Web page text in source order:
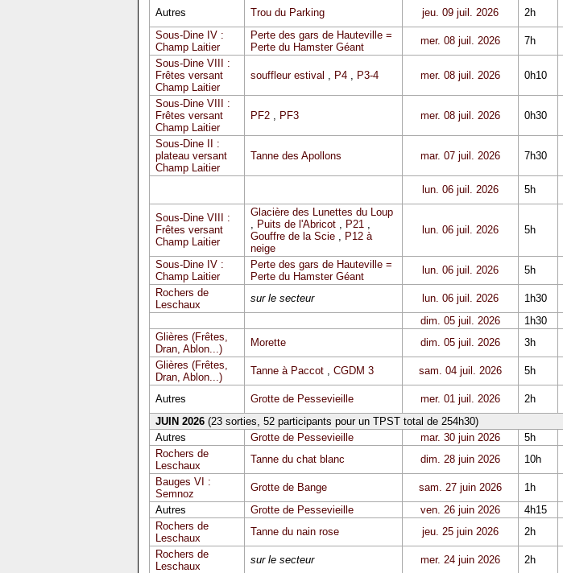
Autres
Trou du Parking jeu. 09 juil. 2026 2h
Sous-Dine IV :
Champ Laitier
Perte des gars de Hauteville =
Perte du Hamster Géant
mer. 08 juil. 2026 7h
Sous-Dine VIII :
Frêtes versant
Champ Laitier
souffleur estival , P4, P3-4 mer. 08 juil. 2026 0h10
Sous-Dine VIII :
Frêtes versant
Champ Laitier
PF2, PF3 mer. 08 juil. 2026 0h30
Sous-Dine II :
plateau versant
Champ Laitier
Tanne des Apollons mar. 07 juil. 2026 7h30
lun. 06 juil. 2026 5h
Sous-Dine VIII :
Frêtes versant
Champ Laitier
Glacière des Lunettes du Loup
, Puits de l'Abricot, P21,
Gouffre de la Scie, P12 à
neige
lun. 06 juil. 2026 5h
Sous-Dine IV :
Champ Laitier
Perte des gars de Hauteville =
Perte du Hamster Géant
lun. 06 juil. 2026 5h
Rochers de
Leschaux
sur le secteur lun. 06 juil. 2026 1h30
dim. 05 juil. 2026
1h30
Glières (Frêtes,
Dran, Ablon...)
Morette dim. 05 juil. 2026 3h
Glières (Frêtes,
Dran, Ablon...)
Tanne à Paccot, CGDM 3 sam. 04 juil. 2026 5h
Autres Grotte de Pessevieille mer. 01 juil. 2026 2h
JUIN 2026(23 sorties, 52 participants pour un TPST total de 254h30)
Autres
Grotte de Pessevieille mar. 30 juin 2026 5h
Rochers de
Leschaux
Tanne du chat blanc dim. 28 juin 2026 10h
Bauges VI :
Semnoz
Grotte de Bange sam. 27 juin 2026 1h
Autres
Grotte de Pessevieille ven. 26 juin 2026 4h15
Rochers de
Leschaux
Tanne du nain rose jeu. 25 juin 2026 2h
Rochers de
Leschaux
sur le secteur mer. 24 juin 2026 2h